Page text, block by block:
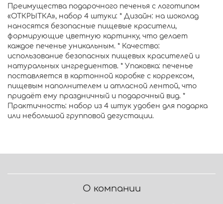
Преимущества подарочного печенья с логотипом
«ОТКРЫТКА», набор 4 штуки: * Дизайн: на шоколад
наносятся безопасные пищевые красители,
формирующие цветную картинку, что делает
каждое печенье уникальным. * Качество:
использование безопасных пищевых красителей и
натуральных ингредиентов. * Упаковка: печенье
поставляется в картонной коробке с коррексом,
пищевым наполнителем и атласной лентой, что
придаёт ему праздничный и подарочный вид. *
Практичность: набор из 4 штук удобен для подарка
или небольшой групповой дегустации.
О компании